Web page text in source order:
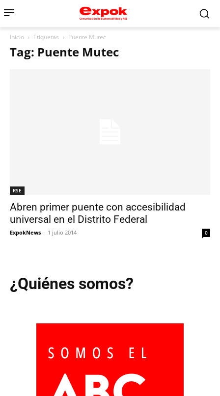
Inicio Etiquetas Puente Mutec
Tag: Puente Mutec
RSE
Abren primer puente con accesibilidad
universal en el Distrito Federal
ExpokNews - 1 julio 2014 0
¿Quiénes somos?